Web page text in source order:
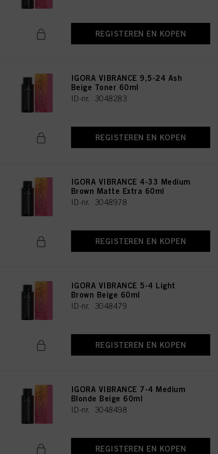
REGISTEREN EN KOPEN
IGORA VIBRANCE 9,5-24 Ash
Beige Toner 60ml
ID-nr. 3048283
REGISTEREN EN KOPEN
IGORA VIBRANCE 4-33 Medium
Brown Matte Extra 60ml
ID-nr. 3048978
REGISTEREN EN KOPEN
IGORA VIBRANCE 5-4 Light
Brown Beige 60ml
ID-nr. 3048479
REGISTEREN EN KOPEN
IGORA VIBRANCE 7-4 Medium
Blonde Beige 60ml
ID-nr. 3048498
REGISTEREN EN KOPEN